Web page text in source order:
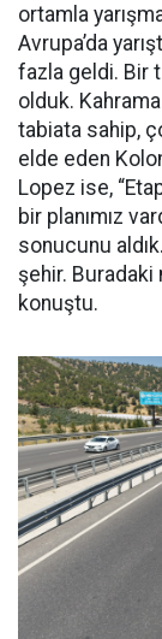
ortamla
Avrupa’da
fazla geldi. Bir
olduk.
tabiata sahip,
elde eden
Lopez ise,
bir planımız
sonucunu
şehir. Buradaki
konuştu.